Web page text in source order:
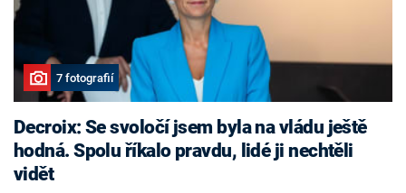
7 fotografií
Decroix: Se svoločí jsem byla na vládu ještě
hodná. Spolu říkalo pravdu, lidé ji nechtěli
vidět